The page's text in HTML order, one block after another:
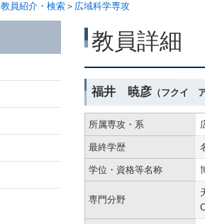
教員紹介・検索 ＞ 広域科学専攻
教員詳細
福井 暁彦 （フクイ
所属専攻・系
最終学歴
学位・資格等名称
専門分野